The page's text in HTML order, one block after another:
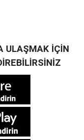
ULAŞMAK İÇİN